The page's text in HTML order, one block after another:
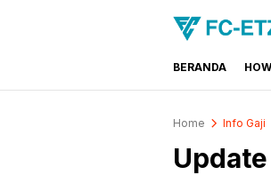
FC-ETZELLA.LU
Share & Learn
BERANDA
Home Info Gaji